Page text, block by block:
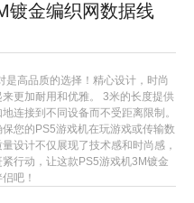
镀金编织网数据线
是高品质的选择！精心设计，时尚
更加耐用和优雅。 3米的长度提供
连接到不同设备而不受距离限制。
您的PS5游戏机在玩游戏或传输数
设计不仅展现了技术感和时尚感，
行动，让这款PS5游戏机3M镀金
吧！